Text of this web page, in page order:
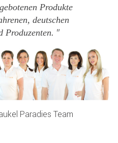
Produkte
deutschen
Produzenten.
Paradies Team